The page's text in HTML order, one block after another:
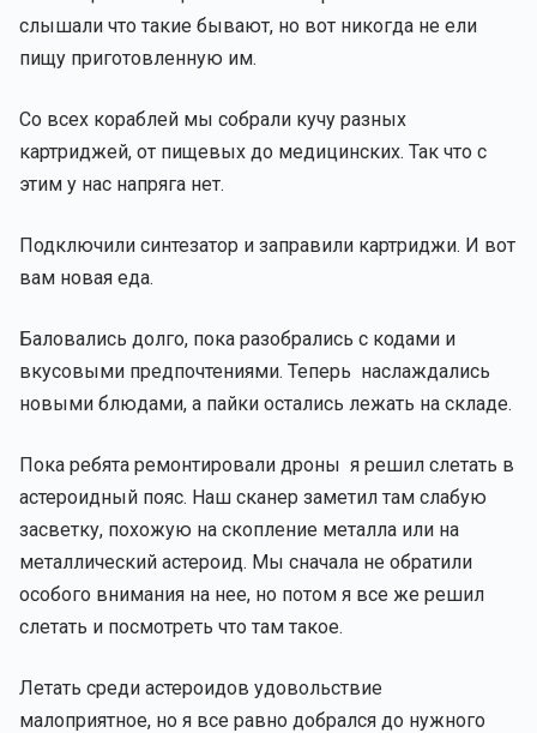
слышали что такие бывают, но вот никогда не ели
пищу приготовленную им.
Со всех кораблей мы собрали кучу разных
картриджей, от пищевых до медицинских. Так что с
этим у нас напряга нет.
Подключили синтезатор и заправили картриджи. И вот
вам новая еда.
Баловались долго, пока разобрались с кодами и
вкусовыми предпочтениями. Теперь наслаждались
новыми блюдами, а пайки остались лежать на складе.
Пока ребята ремонтировали дроны я решил слетать в
астероидный пояс. Наш сканер заметил там слабую
засветку, похожую на скопление металла или на
металлический астероид. Мы сначала не обратили
особого внимания на нее, но потом я все же решил
слетать и посмотреть что там такое.
Летать среди астероидов удовольствие
малоприятное, но я все равно добрался до нужного